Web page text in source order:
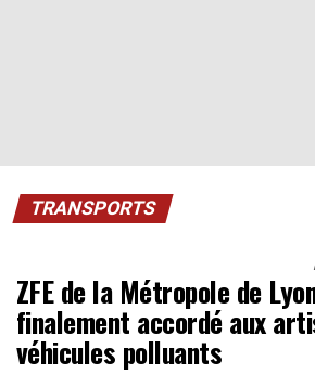
TRANSPORTS
ZFE de la Métropole de
finalement accordé aux
véhicules polluants